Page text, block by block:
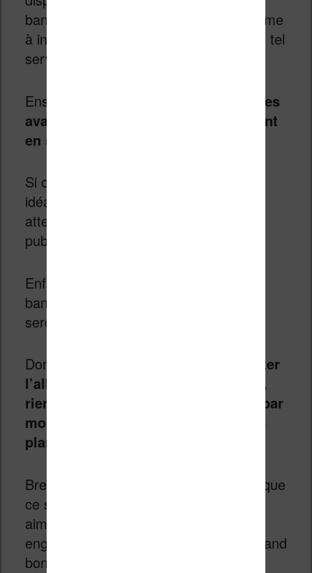
bandes dessinées arrivera sans problème
à investir 3 euros chaque mois pour un tel
service.
Ensuite,
les albums seront disponibles
avant même que les libraires les aient
en stock et avant leur sortie
Si on suit plusieurs séries de BD, c’est
idéal pour être à jour rapidement sans
attendre de longues semaines la
publication officielle des titres.
Enfin, il s’agit d’exclusivité puisque les
bandes dessinées de l’offre Preums ne
seront que sur cette plate-forme.
Donc,
même si vous souhaitez acheter
l’album papier pour votre collection,
rien ne vous empêche d’investir 3€ par
mois pour lire en avant première les
planches en numérique !
Bref, je pense que vous avez compris que
ce service est très intéressant si vous
aimez la BD. L’abonnement étant sans
engagement, vous pouvez l’annuler quand
bon vous semble.